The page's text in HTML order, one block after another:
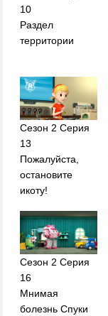
10
Раздел
территории
Сезон 2 Серия
13
Пожалуйста,
остановите
икоту!
Сезон 2 Серия
16
Мнимая
болезнь Спуки